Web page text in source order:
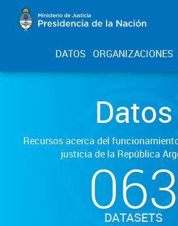
DATOS ORGANIZACIONES
Datos
Recursos acerca del
justicia de la República
063
DATASETS